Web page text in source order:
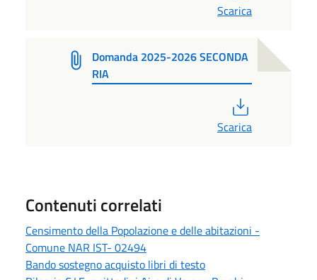
Scarica
Domanda 2025-2026 SECONDA
RIA
Scarica
Contenuti correlati
Censimento della Popolazione e delle abitazioni -
Comune NAR IST- 02494
Bando sostegno acquisto libri di testo